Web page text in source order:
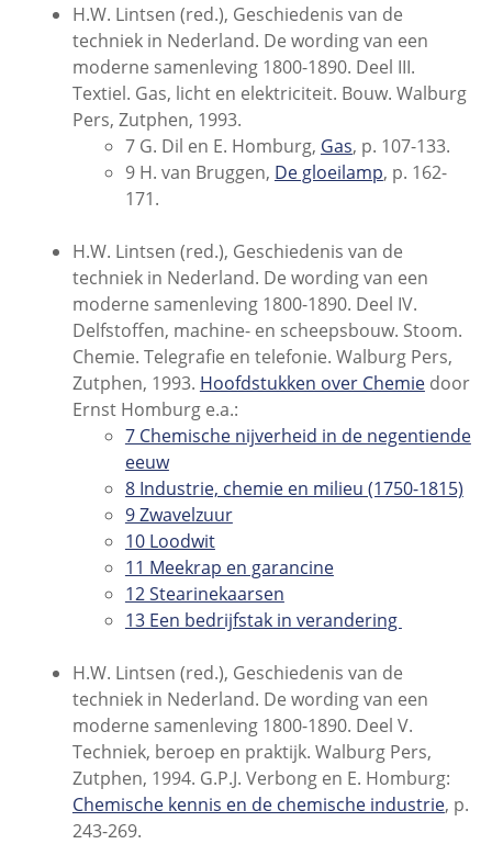
H.W. Lintsen (red.), Geschiedenis van de
techniek in Nederland. De wording van een
moderne samenleving 1800-1890. Deel III.
Textiel. Gas, licht en elektriciteit. Bouw. Walburg
Pers, Zutphen, 1993.
7 G. Dil en E. Homburg, Gas, p. 107-133.
9 H. van Bruggen, De gloeilamp, p. 162-
171.
H.W. Lintsen (red.), Geschiedenis van de
techniek in Nederland. De wording van een
moderne samenleving 1800-1890. Deel IV.
Delfstoffen, machine- en scheepsbouw. Stoom.
Chemie. Telegrafie en telefonie. Walburg Pers,
Zutphen, 1993. Hoofdstukken over Chemiedoor
Ernst Homburg e.a.:
7 Chemische nijverheid in de negentiende
eeuw
8 Industrie, chemie en milieu (1750-1815)
9 Zwavelzuur
10 Loodwit
11 Meekrap en garancine
12 Stearinekaarsen
13 Een bedrijfstak in verandering
H.W. Lintsen (red.), Geschiedenis van de
techniek in Nederland. De wording van een
moderne samenleving 1800-1890. Deel V.
Techniek, beroep en praktijk. Walburg Pers,
Zutphen, 1994. G.P.J. Verbong en E. Homburg:
Chemische kennis en de chemische industrie, p.
243-269.